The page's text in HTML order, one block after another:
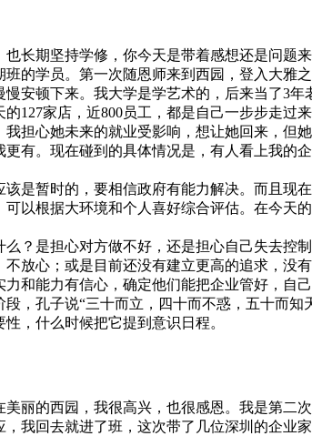
长期坚持学修，你今天是带着感想还是问题来
的学员。第一次随恩师来到西园，登入大
安顿下来。我大学是学艺术的，后来当了3
127家店，近800员工，都是自己一步步走过来
心她未来的就业受影响，想让她回来，但
有。现在碰到的具体情况是，有人看上我的
是暂时的，要相信政府有能力解决。而且
以根据大环境和个人喜好综合评估。在今
是担心对方做不好，还是担心自己失去控
放心；或是目前还没有建立更高的追求，没
和能力有信心，确定他们能把企业管好，自
孔子说“三十而立，四十而不惑，五十而知
，什么时候把它提到意识日程。
丽的西园，我很高兴，也很感恩。我是第二
我回去就进了班，这次带了几位深圳的企业家